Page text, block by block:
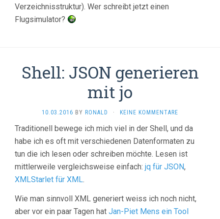
Verzeichnisstruktur). Wer schreibt jetzt einen
Flugsimulator?
Shell: JSON generieren
mit jo
10.03.2016 BY RONALD · KEINE KOMMENTARE
Traditionell bewege ich mich viel in der Shell, und da
habe ich es oft mit verschiedenen Datenformaten zu
tun die ich lesen oder schreiben möchte. Lesen ist
mittlerweile vergleichsweise einfach: jq für JSON,
XMLStarlet für XML.
Wie man sinnvoll XML generiert weiss ich noch nicht,
aber vor ein paar Tagen hat Jan-Piet Mens ein Tool